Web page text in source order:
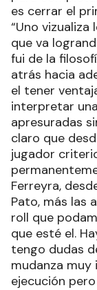
es cerrar el
“Uno
que va
fui de la
atrás hacia
el tener
interpretar
apresuradas
claro que
jugador
Ferreyra,
Pato, más las
roll que
que esté el.
tengo dudas
mudanza
ejecución